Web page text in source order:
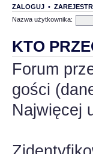
ZALOGUJ •
Nazwa użytkownika:
KTO
Forum
gości
Najwięcej